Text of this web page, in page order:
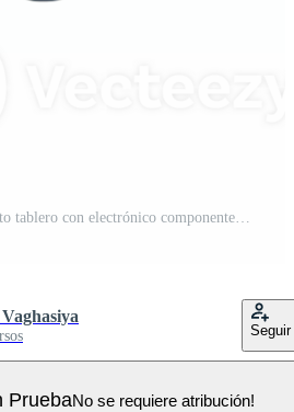
cautivador urbano circuito tablero con electrónico componentes con transparente antecedentes profesional PNG Pro
Seguir
PruebaNo se requiere atribución!